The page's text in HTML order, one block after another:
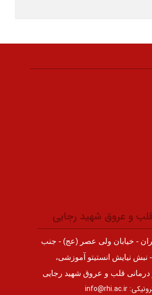
قلب و عروق شهید رجایی
- خیابان ولی عصر (عج) - جنب
نبش نیایش انستیتو آموزشی،
درمانی قلب و عروق شهید رجایی
info@rhi.ac.ir